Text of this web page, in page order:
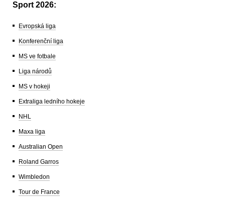
Sport 2026:
Evropská liga
Konferenční liga
MS ve fotbale
Liga národů
MS v hokeji
Extraliga ledního hokeje
NHL
Maxa liga
Australian Open
Roland Garros
Wimbledon
Tour de France